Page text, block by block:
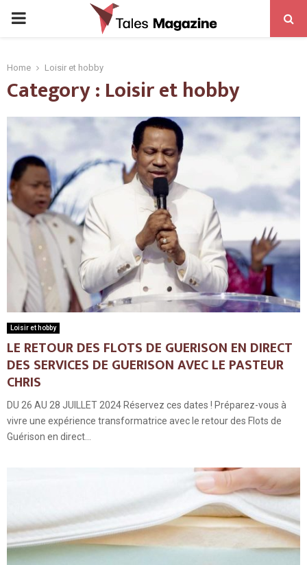
PRIMARY
Home Loisir et hobby
Category : Loisir et hobby
Loisir et hobby
LE RETOUR DES FLOTS DE GUERISON EN DIRECT
DES SERVICES DE GUERISON AVEC LE PASTEUR
CHRIS
DU 26 AU 28 JUILLET 2024 Réservez ces dates ! Préparez-vous à
vivre une expérience transformatrice avec le retour des Flots de
Guérison en direct...